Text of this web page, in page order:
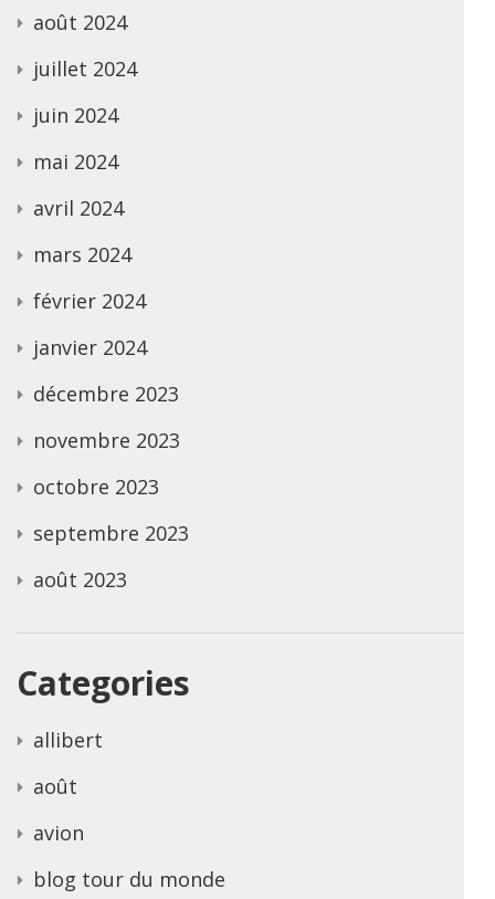
août 2024
juillet 2024
juin 2024
mai 2024
avril 2024
mars 2024
février 2024
janvier 2024
décembre 2023
novembre 2023
octobre 2023
septembre 2023
août 2023
Categories
allibert
août
avion
blog tour du monde